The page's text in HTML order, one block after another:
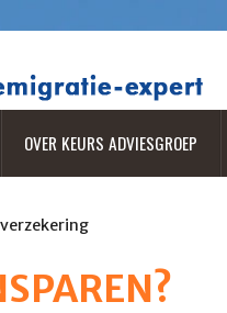
OVER KEURS ADVIESGROEP